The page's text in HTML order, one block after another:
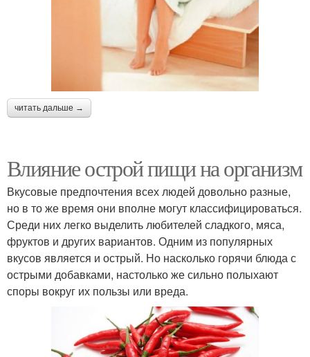
читать дальше →
Влияние острой пищи на организм
Вкусовые предпочтения всех людей довольно разные,
но в то же время они вполне могут классифицироваться.
Среди них легко выделить любителей сладкого, мяса,
фруктов и других вариантов. Одним из популярных
вкусов является и острый. Но насколько горячи блюда с
острыми добавками, настолько же сильно полыхают
споры вокруг их пользы или вреда.